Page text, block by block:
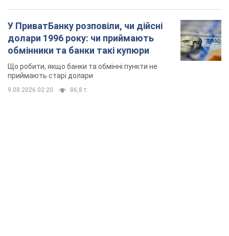
У ПриватБанку розповіли, чи дійсні
долари 1996 року: чи приймають
обмінники та банки такі купюри
Що робити, якщо банки та обмінні пункти не
приймають старі долари
9.08.2026 02:20 86,8 т.